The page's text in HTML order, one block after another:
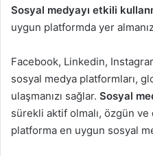
Sosyal medyayı etkili
uygun platformda yer
Facebook, Linkedin,
sosyal medya platformları,
ulaşmanızı sağlar. Sosyal
sürekli aktif olmalı, özgün
platforma en uygun sosyal